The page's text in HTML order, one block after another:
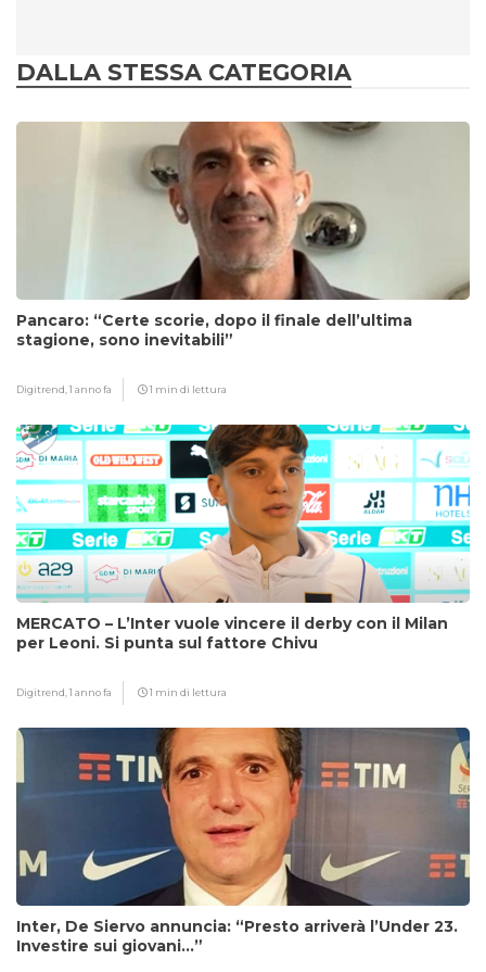
DALLA STESSA CATEGORIA
Pancaro: “Certe scorie, dopo il finale dell’ultima
stagione, sono inevitabili”
Digitrend,1 anno fa 1 min di lettura
MERCATO – L’Inter vuole vincere il derby con il Milan
per Leoni. Si punta sul fattore Chivu
Digitrend,1 anno fa 1 min di lettura
Inter, De Siervo annuncia: “Presto arriverà l’Under 23.
Investire sui giovani…”